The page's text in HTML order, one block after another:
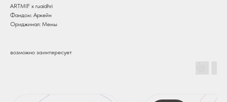
ARTMIF x ruaidhri
Фандом: Аркейн
Ориджинал: Мемы
возможно заинтересует